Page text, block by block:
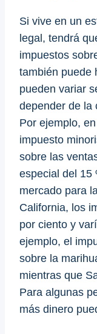
Si vive en un
legal, tendrá
impuestos
también puede
pueden variar
depender de la
Por ejemplo,
impuesto
sobre las
especial del 15
mercado para
California, los
por ciento y
ejemplo, el
sobre la
mientras que
Para algunas
más dinero